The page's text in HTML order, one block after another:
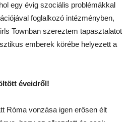
egy évig szociális problémákkal
foglalkozó intézményben,
Townban szereztem tapasztalatot
emberek körébe helyezett a
éveidről!
Róma vonzása igen erősen élt